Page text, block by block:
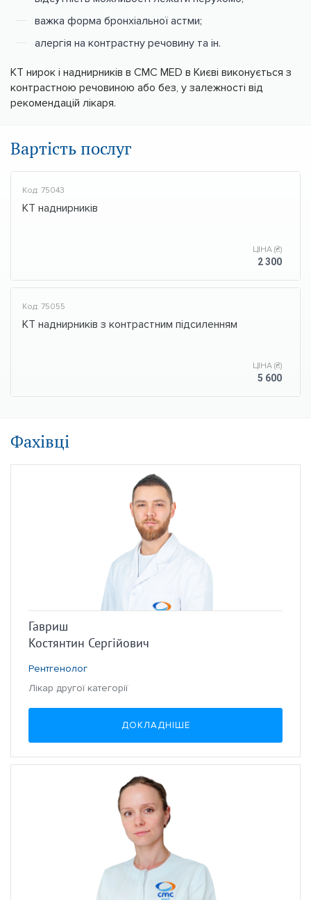
важка форма бронхіальної астми;
алергія на контрастну речовину та ін.
КТ нирок і наднирників в CMC MED в Києві виконується з
контрастною речовиною або без, у залежності від
рекомендацій лікаря.
Вартість послуг
Код: 75043
КТ наднирників
ЦІНА (₴)
2 300
Код: 75055
КТ наднирників з контрастним підсиленням
ЦІНА (₴)
5 600
Фахівці
Гавриш
Костянтин Сергійович
Рентгенолог
Лікар другої категорії
ДОКЛАДНІШЕ